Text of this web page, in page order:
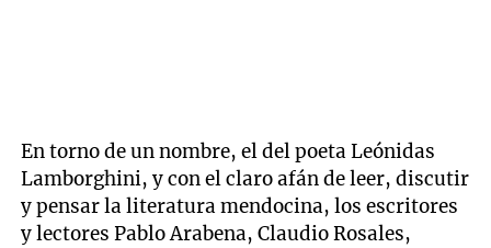
En torno de un nombre, el del poeta Leónidas
Lamborghini, y con el claro afán de leer, discutir
y pensar la literatura mendocina, los escritores
y lectores Pablo Arabena, Claudio Rosales,